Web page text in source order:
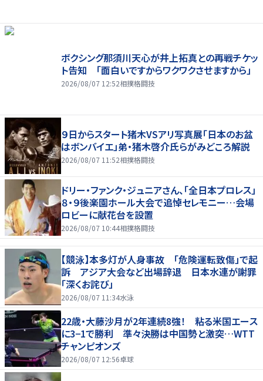
ボクシング那須川天心が井上拓真との再戦チケッ
ト告知 「面白いですからワクワクさせますから」
2026/08/07 12:52相撲格闘技
９日からスタート猪木VSアリ写真展「日本のお盆
はボンバイエ」弟・猪木啓介氏らがみどころ解説
2026/08/07 11:52相撲格闘技
ドリー・ファンク・ジュニアさん、「全日本プロレス」
８・９後楽園ホール大会で追悼セレモニー…会場
ロビーに献花台を設置
2026/08/07 10:44相撲格闘技
【競泳】本多灯が人身事故 「危険運転致傷」で起
訴 アジア大会など出場辞退 日本水連が謝罪
「深くお詫び」
2026/08/07 11:34水泳
22歳・大藤沙月が2年連続8強！ 粘る米国エース
に3−1で勝利 準々決勝は中国勢と激突…WTT
チャンピオンズ
2026/08/07 12:56卓球